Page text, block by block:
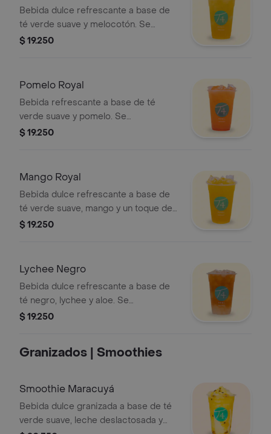
Bebida dulce refrescante a base de
té verde suave y melocotón. Se
recomienda sin azúcar.
$ 19.250
Pomelo Royal
Bebida refrescante a base de té
verde suave y pomelo. Se
recomienda sin azúcar.
$ 19.250
Mango Royal
Bebida dulce refrescante a base de
té verde suave, mango y un toque de
miel. Se recomienda sin azúcar.
$ 19.250
Lychee Negro
Bebida dulce refrescante a base de
té negro, lychee y aloe. Se
recomienda sin azúcar.
$ 19.250
Granizados | Smoothies
Smoothie Maracuyá
Bebida dulce granizada a base de té
verde suave, leche deslactosada y